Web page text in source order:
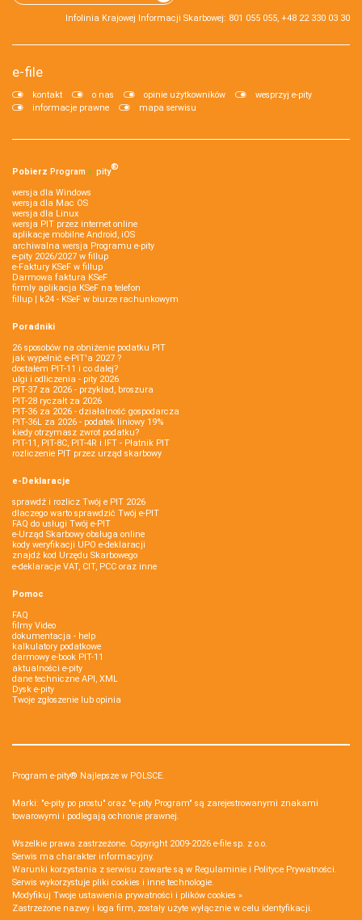
Infolinia Krajowej Informacji Skarbowej: 801 055 055, +48 22 330 03 30
e-file
kontakt o nas opinie użytkowników
wesprzyj e-pity
informacje prawne
mapa serwisu
Pobierz Program e‑pity®
wersja dla Windows
wersja dla Mac OS
wersja dla Linux
wersja PIT przez internet online
aplikacje mobilne Android, iOS
archiwalna wersja Programu e-pity
e-pity 2026/2027 w fillup
e‑Faktury KSeF w fillup
Darmowa faktura KSeF
firmly aplikacja KSeF na telefon
fillup | k24 - KSeF w biurze rachunkowym
Poradniki
26 sposobów na obniżenie podatku PIT
jak wypełnić e-PIT'a 2027 ?
dostałem PIT-11 i co dalej?
ulgi i odliczenia - pity 2026
PIT-37 za 2026 - przykład, broszura
PIT-28 ryczałt za 2026
PIT-36 za 2026 - działalność gospodarcza
PIT-36L za 2026 - podatek liniowy 19%
kiedy otrzymasz zwrot podatku?
PIT-11, PIT-8C, PIT-4R i IFT - Płatnik PIT
rozliczenie PIT przez urząd skarbowy
e-Deklaracje
sprawdź i rozlicz Twój e PIT 2026
dlaczego warto sprawdzić Twój e-PIT
FAQ do usługi Twój e-PIT
e-Urząd Skarbowy obsługa online
kody weryfikacji UPO e-deklaracji
znajdź kod Urzędu Skarbowego
e-deklaracje VAT, CIT, PCC oraz inne
Pomoc
FAQ
filmy Video
dokumentacja - help
kalkulatory podatkowe
darmowy e-book PIT-11
aktualności e-pity
dane techniczne API, XML
Dysk e-pity
Twoje zgłoszenie lub opinia
Program e-pity® Najlepsze w POLSCE.
Marki: "e-pity po prostu" oraz "e-pity Program" są zarejestrowanymi znakami
towarowymi i podlegają ochronie prawnej.
Wszelkie prawa zastrzeżone. Copyright 2009-2026 e-file sp. z o.o.
Serwis ma charakter informacyjny.
Warunki korzystania z serwisu zawarte są w Regulaminie i Polityce Prywatności.
Serwis wykorzystuje pliki cookies i inne technologie.
Modyfikuj Twoje ustawienia prywatności i plików cookies »
Zastrzeżone nazwy i loga firm, zostały użyte wyłącznie w celu identyfikacji.